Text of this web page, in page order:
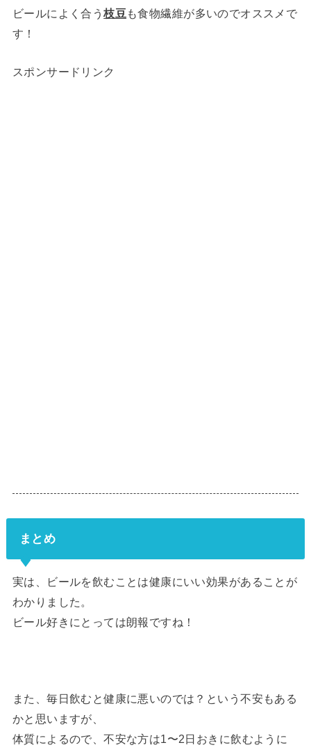
ビールによく合う枝豆 も食物繊維が多いのでオススメで
す！
スポンサードリンク
まとめ
実は、ビールを飲むことは健康にいい効果があることが
わかりました。
ビール好きにとっては朗報ですね！
また、毎日飲むと健康に悪いのでは？という不安もある
かと思いますが、
体質によるので、不安な方は1〜2日おきに飲むように